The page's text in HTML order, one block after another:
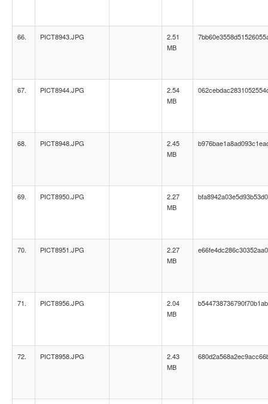
66. PICT8943.JPG
2.51
MB
67. PICT8944.JPG
2.54
MB
68. PICT8948.JPG
2.45
MB
69. PICT8950.JPG
2.27
MB
70. PICT8951.JPG
2.27
MB
71. PICT8956.JPG
2.04
MB
72. PICT8958.JPG
2.43
MB